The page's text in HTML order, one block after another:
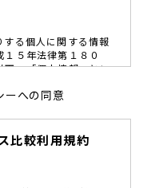
る個人に関する情報
１５年法律第１８０
下、「個人情報」とい
考えております。
護の重要性の認識と取
報の適切な取り扱い
ーへの同意
比較利用規約